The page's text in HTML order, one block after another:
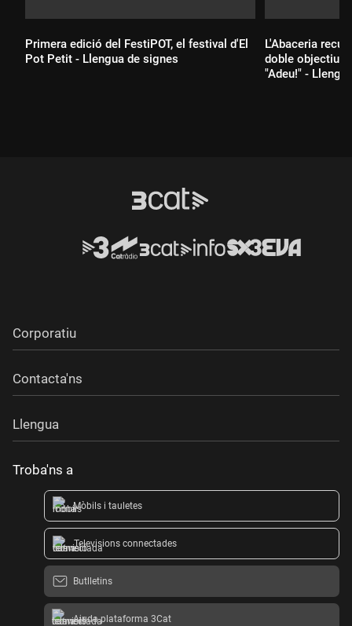
Primera edició del FestiPOT, el festival d'El
Pot Petit - Llengua de signes
L'Abaceria
doble objectiu:
"Adeu!" -
Corporatiu
Contacta'ns
Llengua
Troba'ns a
Mòbils i tauletes
Televisions connectades
Butlletins
Ajuda plataforma 3Cat